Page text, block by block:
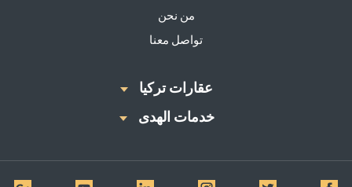
من نحن
تواصل معنا
عقارات تركيا
خدمات الهدى